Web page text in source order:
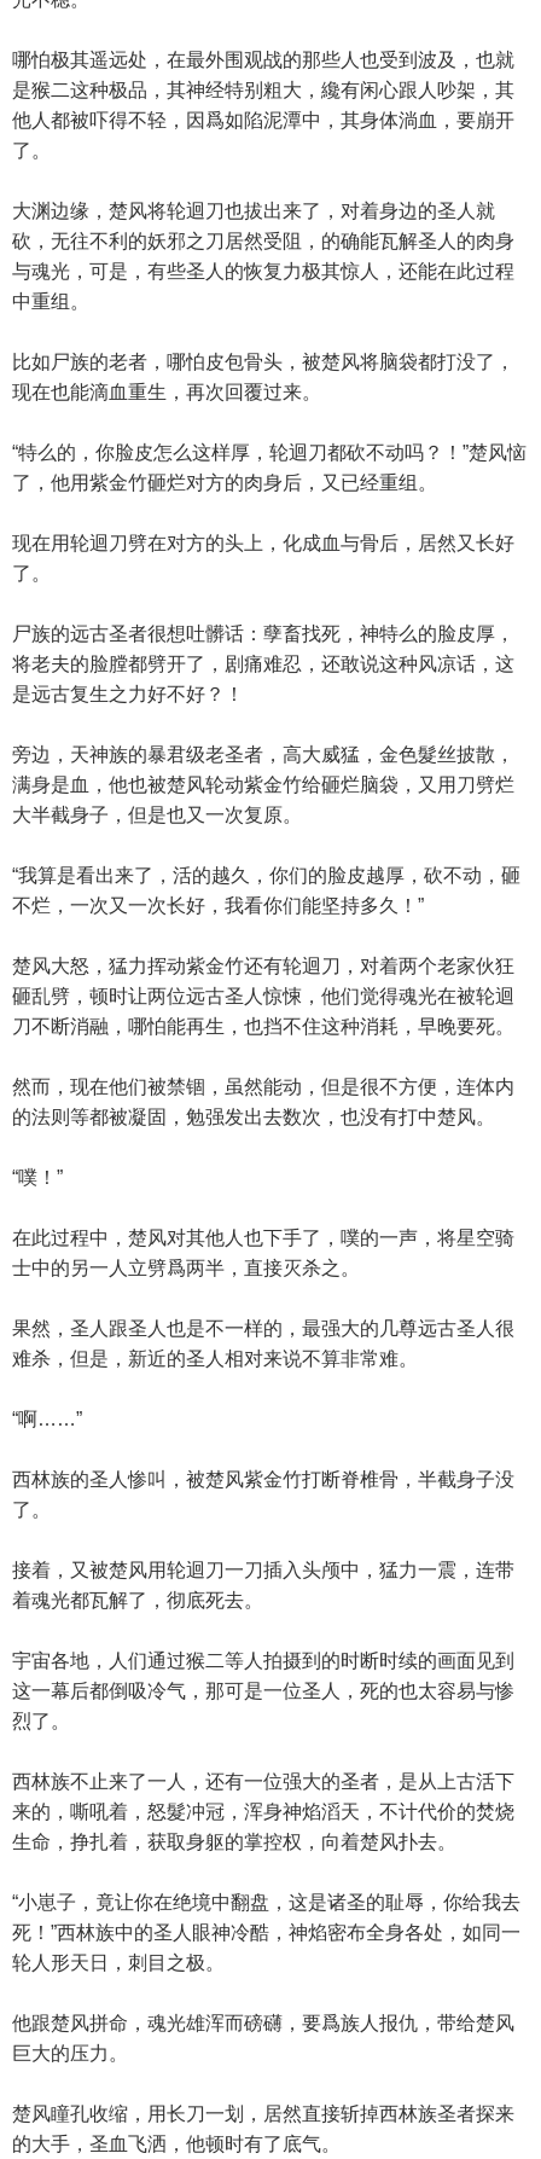
哪怕极其遥远处，在最外围观战的那些人也受到波及，也就
是猴二这种极品，其神经特别粗大，纔有闲心跟人吵架，其
他人都被吓得不轻，因爲如陷泥潭中，其身体淌血，要崩开
了。
大渊边缘，楚风将轮迴刀也拔出来了，对着身边的圣人就
砍，无往不利的妖邪之刀居然受阻，的确能瓦解圣人的肉身
与魂光，可是，有些圣人的恢复力极其惊人，还能在此过程
中重组。
比如尸族的老者，哪怕皮包骨头，被楚风将脑袋都打没了，
现在也能滴血重生，再次回覆过来。
“特么的，你脸皮怎么这样厚，轮迴刀都砍不动吗？！”楚风恼
了，他用紫金竹砸烂对方的肉身后，又已经重组。
现在用轮迴刀劈在对方的头上，化成血与骨后，居然又长好
了。
尸族的远古圣者很想吐髒话：孽畜找死，神特么的脸皮厚，
将老夫的脸膛都劈开了，剧痛难忍，还敢说这种风凉话，这
是远古复生之力好不好？！
旁边，天神族的暴君级老圣者，高大威猛，金色髮丝披散，
满身是血，他也被楚风轮动紫金竹给砸烂脑袋，又用刀劈烂
大半截身子，但是也又一次复原。
“我算是看出来了，活的越久，你们的脸皮越厚，砍不动，砸
不烂，一次又一次长好，我看你们能坚持多久！”
楚风大怒，猛力挥动紫金竹还有轮迴刀，对着两个老家伙狂
砸乱劈，顿时让两位远古圣人惊悚，他们觉得魂光在被轮迴
刀不断消融，哪怕能再生，也挡不住这种消耗，早晚要死。
然而，现在他们被禁锢，虽然能动，但是很不方便，连体内
的法则等都被凝固，勉强发出去数次，也没有打中楚风。
“噗！”
在此过程中，楚风对其他人也下手了，噗的一声，将星空骑
士中的另一人立劈爲两半，直接灭杀之。
果然，圣人跟圣人也是不一样的，最强大的几尊远古圣人很
难杀，但是，新近的圣人相对来说不算非常难。
“啊……”
西林族的圣人惨叫，被楚风紫金竹打断脊椎骨，半截身子没
了。
接着，又被楚风用轮迴刀一刀插入头颅中，猛力一震，连带
着魂光都瓦解了，彻底死去。
宇宙各地，人们通过猴二等人拍摄到的时断时续的画面见到
这一幕后都倒吸冷气，那可是一位圣人，死的也太容易与惨
烈了。
西林族不止来了一人，还有一位强大的圣者，是从上古活下
来的，嘶吼着，怒髮冲冠，浑身神焰滔天，不计代价的焚烧
生命，挣扎着，获取身躯的掌控权，向着楚风扑去。
“小崽子，竟让你在绝境中翻盘，这是诸圣的耻辱，你给我去
死！”西林族中的圣人眼神冷酷，神焰密布全身各处，如同一
轮人形天日，刺目之极。
他跟楚风拼命，魂光雄浑而磅礴，要爲族人报仇，带给楚风
巨大的压力。
楚风瞳孔收缩，用长刀一划，居然直接斩掉西林族圣者探来
的大手，圣血飞洒，他顿时有了底气。